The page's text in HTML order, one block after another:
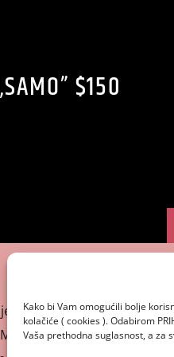
Kako bi Vam omogućili bolje
kolačiće ( cookies ). Odabirom
Vaša prethodna suglasnost, a za
$150
održavaju koncerti i
nastupa Post